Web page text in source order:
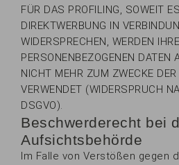
FÜR DAS PROFILING, SOWEIT
DIREKTWERBUNG IN
WIDERSPRECHEN, WERDEN IHRE
PERSONENBEZOGENEN DATEN
NICHT MEHR ZUM ZWECKE DER
VERWENDET (WIDERSPRUCH
DSGVO).
Beschwerderecht bei
Aufsichtsbehörde
Im Falle von Verstößen gegen